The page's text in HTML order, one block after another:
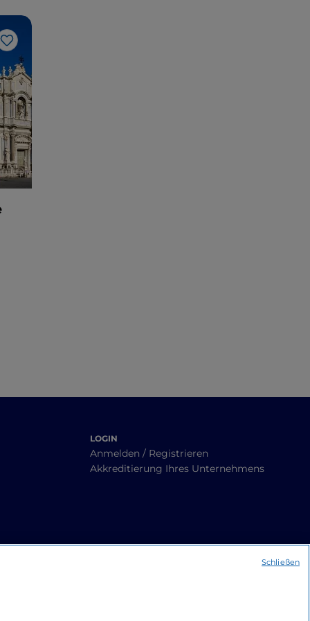
Like
LOGIN
Anmelden / Registrieren
Akkreditierung Ihres Unternehmens
Schließen